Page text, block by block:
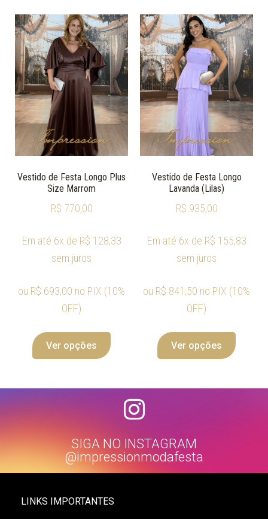
Vestido de Festa Longo Plus
Size Marrom
R$ 770,00
Em até 6x de R$ 128,33
sem juros
ou R$ 693,00 no PIX (10%
OFF)
Ver opções
Vestido de Festa Longo
Lavanda (Lilas)
R$ 935,00
Em até 6x de R$ 155,83
sem juros
ou R$ 841,50 no PIX (10%
OFF)
Ver opções
SIGA NO INSTAGRAM
@impressionmodafesta
LINKS IMPORTANTES